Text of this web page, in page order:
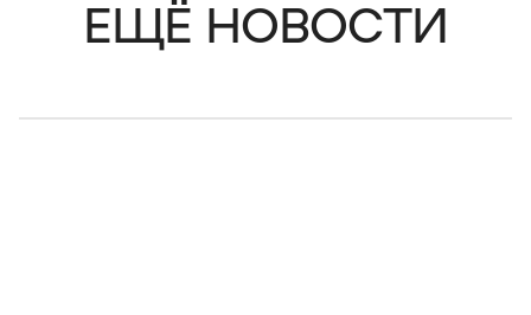
ЕЩЁ НОВОСТИ